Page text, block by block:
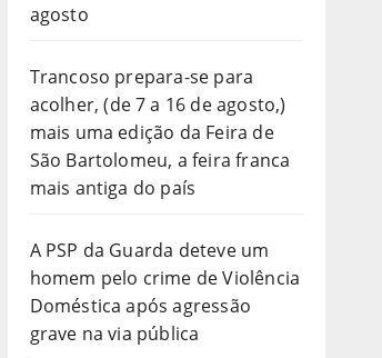
agosto
Trancoso prepara-se para
acolher, (de 7 a 16 de agosto,)
mais uma edição da Feira de
São Bartolomeu, a feira franca
mais antiga do país
A PSP da Guarda deteve um
homem pelo crime de Violência
Doméstica após agressão
grave na via pública